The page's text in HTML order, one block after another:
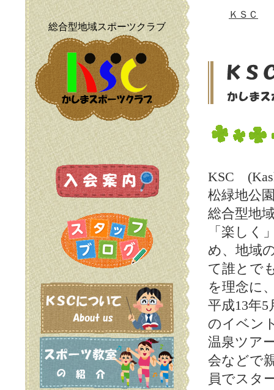
総合型地域スポーツクラブ
ＫＳＣ
KSC
松緑地公
総合型地
「楽しく
め、地域
て誰とで
を理念に
平成13年
のイベン
温泉ツア
会などで
員でスタ